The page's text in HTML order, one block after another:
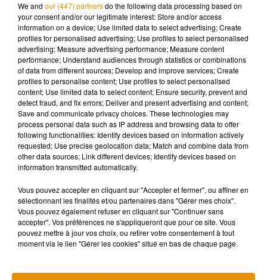
I accept your 3d leg. As I know you accept my 3d
hand�x9�xÈ�x9�xÈ�x9�xÈ❤️
— Oprah Winfrey (@Oprah)25 janvier 2018
« J’ai trois jambes. J’espère que vous allez m’accepter
comme je suis » écrit l'actrice oscarisée pour le filmWalk the
line. Ce à quoi Oprah a répondu avec beaucoup d’humour et
acceptes ma troisième main ».
Deux grosses erreurs inhabituelles pour le prestigieux
magazine qui s’est maladroitement défendu en rejetant la
faute sur la doublure de la robe de l’actrice.
We and our (447) partnersdo the following data processing based on
your consent and/or our legitimate interest: Store and/or access
information on a device; Use limited data to select advertising; Create
profiles for personalised advertising; Use profiles to select personalised
advertising; Measure advertising performance; Measure content
performance; Understand audiences through statistics or combinations
of data from different sources; Develop and improve services; Create
profiles to personalise content; Use profiles to select personalised
content; Use limited data to select content; Ensure security, prevent and
detect fraud, and fix errors; Deliver and present advertising and content;
Save and communicate privacy choices. These technologies may
process personal data such as IP address and browsing data to offer
following functionalities: Identify devices based on information actively
requested; Use precise geolocation data; Match and combine data from
other data sources; Link different devices; Identify devices based on
information transmitted automatically.
Vous pouvez accepter en cliquant sur "Accepter et fermer", ou affiner en
sélectionnant les finalités et/ou partenaires dans "Gérer mes choix".
Vous pouvez également refuser en cliquant sur "Continuer sans
accepter". Vos préférences ne s'appliqueront que pour ce site. Vous
pouvez mettre à jour vos choix, ou retirer votre consentement à tout
moment via le lien "Gérer les cookies" situé en bas de chaque page.